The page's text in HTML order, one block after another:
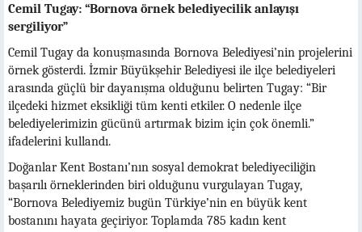
Cemil Tugay: “Bornova örnek belediyecilik anlayışı
sergiliyor”
Cemil Tugay da konuşmasında Bornova Belediyesi’nin projelerini
örnek gösterdi. İzmir Büyükşehir Belediyesi ile ilçe belediyeleri
arasında güçlü bir dayanışma olduğunu belirten Tugay: “Bir
ilçedeki hizmet eksikliği tüm kenti etkiler. O nedenle ilçe
belediyelerimizin gücünü artırmak bizim için çok önemli.”
ifadelerini kullandı.
Doğanlar Kent Bostanı’nın sosyal demokrat belediyeciliğin
başarılı örneklerinden biri olduğunu vurgulayan Tugay,
“Bornova Belediyemiz bugün Türkiye’nin en büyük kent
bostanını hayata geçiriyor. Toplamda 785 kadın kent